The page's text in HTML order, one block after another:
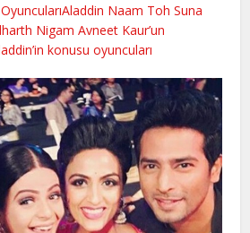
Naam Toh Suna
Nigam Avneet Kaur’un
konusu oyuncuları